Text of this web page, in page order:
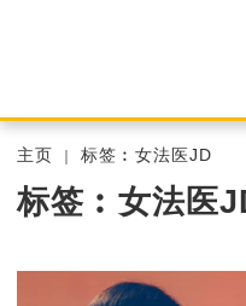
主页 标签︰女法医JD
标签︰女法医